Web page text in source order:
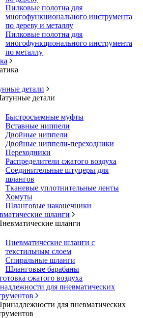
Пилковые полотна для
многофункционального инструмента
по дереву и металлу
Пилковые полотна для
многофункционального инструмента
по металлу
детали
детали
Быстросъемные муфты
Вставные ниппели
Двойные ниппели
Двойные ниппели-переходники
Переходники
Распределители сжатого воздуха
Соединительные штуцеры для
шлангов
Тканевые уплотнительные ленты
Хомуты
Шланговые наконечники
шланги
шланги
Пневматические шланги с
текстильным слоем
Спиральные шланги
Шланговые барабаны
сжатого воздуха
для пневматических
для пневматических